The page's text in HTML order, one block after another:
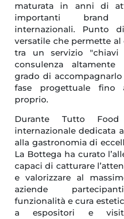
maturata in anni di
importanti
internazionali. Punto
versatile che permette
tra un servizio
consulenza altamente
grado di accompagnarlo
fase progettuale fino
proprio.
Durante Tutto
internazionale dedicata
alla gastronomia di
La Bottega ha curato
capaci di catturare
e valorizzare al
aziende
funzionalità e cura
a espositori e